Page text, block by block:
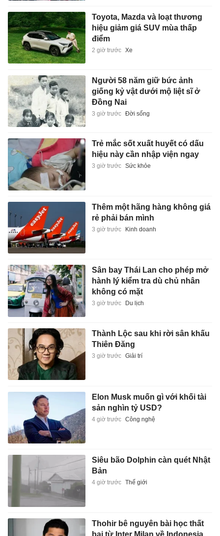
Toyota, Mazda và loạt thương
hiệu giảm giá SUV mùa thấp
điểm
2 giờ trước Xe
Người 58 năm giữ bức ảnh
giống kỷ vật dưới mộ liệt sĩ ở
Đồng Nai
3 giờ trước Đời sống
Trẻ mắc sốt xuất huyết có dấu
hiệu này cần nhập viện ngay
3 giờ trước Sức khỏe
Thêm một hãng hàng không giá
rẻ phải bán mình
3 giờ trước Kinh doanh
Sân bay Thái Lan cho phép mở
hành lý kiểm tra dù chủ nhân
không có mặt
3 giờ trước Du lịch
Thành Lộc sau khi rời sân khấu
Thiên Đăng
3 giờ trước Giải trí
Elon Musk muốn gì với khối tài
sản nghìn tỷ USD?
4 giờ trước Công nghệ
Siêu bão Dolphin càn quét Nhật
Bản
4 giờ trước Thế giới
Thohir bê nguyên bài học thất
bại từ Inter Milan về Indonesia